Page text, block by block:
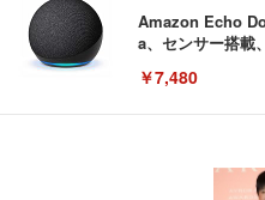
Amazon Echo
a、センサー搭載
￥7,480
[EdoErgo] オフ
EIZO ビジネス
Amazonベーシ